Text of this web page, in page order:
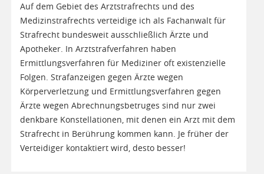
Auf dem Gebiet des Arztstrafrechts und des
Medizinstrafrechts verteidige ich als Fachanwalt für
Strafrecht bundesweit ausschließlich Ärzte und
Apotheker. In Arztstrafverfahren haben
Ermittlungsverfahren für Mediziner oft existenzielle
Folgen. Strafanzeigen gegen Ärzte wegen
Körperverletzung und Ermittlungsverfahren gegen
Ärzte wegen Abrechnungsbetruges sind nur zwei
denkbare Konstellationen, mit denen ein Arzt mit dem
Strafrecht in Berührung kommen kann. Je früher der
Verteidiger kontaktiert wird, desto besser!